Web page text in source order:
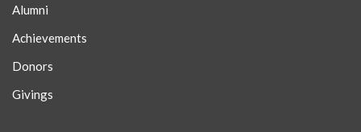
Alumni
Achievements
Donors
Givings